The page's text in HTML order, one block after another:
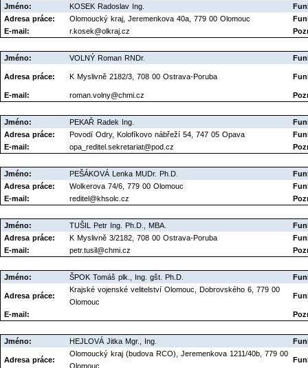
Jméno: KOSEK Radoslav Ing.
Adresa práce:
Olomoucký kraj, Jeremenkova 40a, 779 00 Olomouc
E-mail:
r.kosek@olkraj.cz
Jméno: VOLNÝ Roman RNDr.
Adresa práce: K Myslivně 2182/3, 708 00 Ostrava-Poruba
E-mail: roman.volny@chmi.cz
Jméno: PEKAŘ Radek Ing.
Adresa práce:
Povodí Odry, Kolofíkovo nábřeží 54, 747 05 Opava
E-mail:
opa_reditel.sekretariat@pod.cz
Jméno: PEŠÁKOVÁ Lenka MUDr. Ph.D.
Adresa práce:
Wolkerova 74/6, 779 00 Olomouc
E-mail:
reditel@khsolc.cz
Jméno: TUŠIL Petr Ing. Ph.D., MBA.
Adresa práce:
K Myslivně 3/2182, 708 00 Ostrava-Poruba
E-mail:
petr.tusil@chmi.cz
Jméno: ŠPOK Tomáš plk., Ing. gšt. Ph.D.
Adresa práce:
Krajské vojenské velitelství Olomouc, Dobrovského 6, 779 00
Olomouc
E-mail:
Jméno: HEJLOVÁ Jitka Mgr., Ing.
Adresa práce:
Olomoucký kraj (budova RCO), Jeremenkova 1211/40b, 779 00
Olomouc